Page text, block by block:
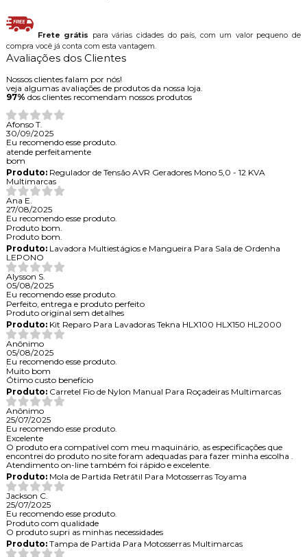
Frete grátis para várias cidades do país, com um valor pequeno de
compra você já conta com esta vantagem.
Avaliações dos Clientes
Nossos clientes falam por nós!
veja algumas avaliações de produtos da nossa loja.
97% dos clientes recomendam nossos produtos
Afonso T.
30/09/2025
Eu recomendo esse produto.
atende perfeitamente
bom
Produto:Regulador de Tensão AVR Geradores Mono 5,0 - 12 KVA
Multimarcas
Ana E.
27/08/2025
Eu recomendo esse produto.
Produto bom.
Produto bom.
Produto:Lavadora Multiestágios e Mangueira Para Sala de Ordenha
LEPONO
Alysson S.
05/08/2025
Eu recomendo esse produto.
Perfeito, entrega e produto perfeito
Produto original sem detalhes
Produto:Kit Reparo Para Lavadoras Tekna HLX100 HLX150 HL2000
Anônimo
05/08/2025
Eu recomendo esse produto.
Muito bom
Ótimo custo benefício
Produto:Carretel Fio de Nylon Manual Para Roçadeiras Multimarcas
Anônimo
25/07/2025
Eu recomendo esse produto.
Excelente
O produto era compatível com meu maquinário, as especificações que
encontrei do produto no site foram adequadas para fazer minha escolha .
Atendimento on-line também foi rápido e excelente.
Produto:Mola de Partida Retrátil Para Motosserras Toyama
Jackson C.
25/07/2025
Eu recomendo esse produto.
Produto com qualidade
O produto supri as minhas necessidades
Produto:Tampa de Partida Para Motosserras Multimarcas